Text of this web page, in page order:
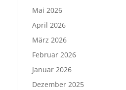
Mai 2026
April 2026
März 2026
Februar 2026
Januar 2026
Dezember 2025